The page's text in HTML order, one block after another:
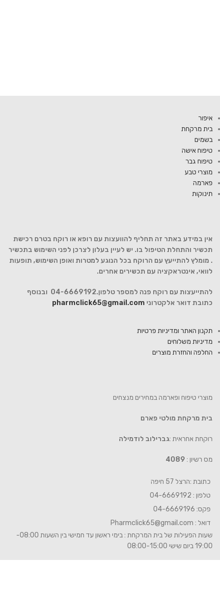
איפור
בית מרקחת
בשמים
טיפוח אישה
טיפוח גבר
מוצרי טבע
פארמה
תינוקות
אין במידע באתר זה תחליף להוועצות עם רופא או רוקח בטרם רכישת
תכשיר והתחלת הטיפול בו. יש לעיין בעלון לצרכן לפני השימוש בתכשיר
. מומלץ להתייעץ עם הרוקח בכל הנוגע למטרות ואופן השימוש, תופעות
לוואי, אינטראקציה עם תכשירים אחרים.
להתייעצות עם רוקח פנה למספר טלפון.04-6669192 ובנוסף
כתובת דואר אלקטרוני pharmclick65@gmail.com
תקנון האתר ומדיניות פרטיות
מדיניות משלוחים
החלפה והחזרת מוצרים
מוצרי טיפוח ופארמה במחירים מנצחים
בית מרקחת מולטי פארם
רוקחת אחראית :גברילוב לודמילה
מס רשיון : 4089
כתובת :הרצל 57 חיפה
טלפון : 04-6669192
פקס: 04-6669196
דואל : Pharmclick65@gmail.com
שעות הפעילות של בית המרקחת : בימי ראשון עד חמישי בין השעות 08:00-
19:00 ביום שישי 08:00-15:00